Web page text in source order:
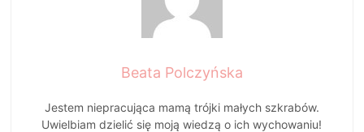
Beata Polczyńska
Jestem niepracująca mamą trójki małych szkrabów.
Uwielbiam dzielić się moją wiedzą o ich wychowaniu!